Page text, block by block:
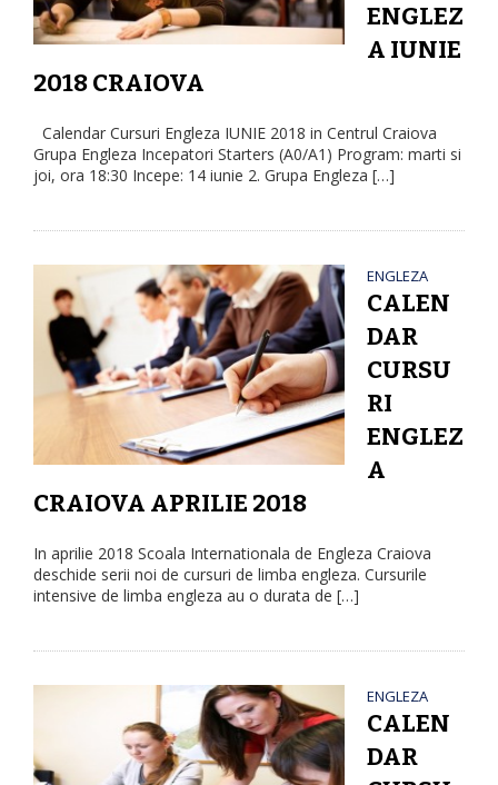
ENGLEZ
A IUNIE
2018 CRAIOVA
Calendar Cursuri Engleza IUNIE 2018 in Centrul Craiova
Grupa Engleza Incepatori Starters (A0/A1) Program: marti si
joi, ora 18:30 Incepe: 14 iunie 2. Grupa Engleza […]
ENGLEZA
CALEN
DAR
CURSU
RI
ENGLEZ
A
CRAIOVA APRILIE 2018
In aprilie 2018 Scoala Internationala de Engleza Craiova
deschide serii noi de cursuri de limba engleza. Cursurile
intensive de limba engleza au o durata de […]
ENGLEZA
CALEN
DAR